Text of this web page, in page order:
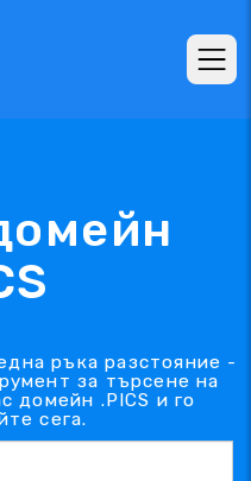
ръка разстояние -
за търсене на
домейн .PICS и го
сега.